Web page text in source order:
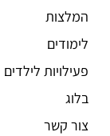
המלצות
לימודים
פעילויות לילדים
בלוג
צור קשר